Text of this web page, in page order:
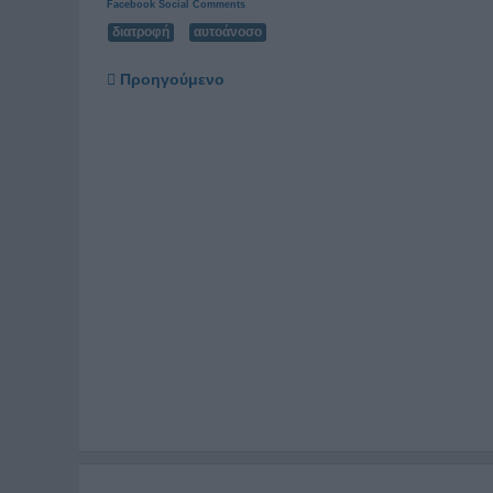
Facebook Social Comments
διατροφή αυτοάνοσο
Προηγούμενο